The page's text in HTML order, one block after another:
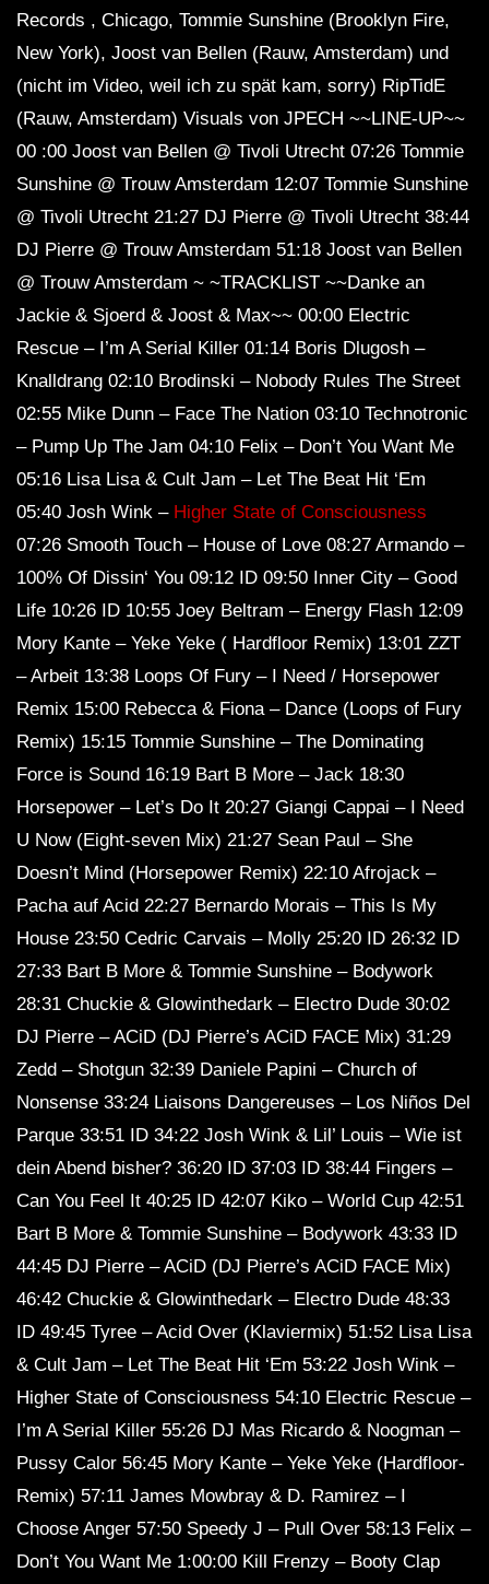
Records , Chicago, Tommie Sunshine (Brooklyn Fire,
New York), Joost van Bellen (Rauw, Amsterdam) und
(nicht im Video, weil ich zu spät kam, sorry) RipTidE
(Rauw, Amsterdam) Visuals von JPECH ~~LINE-UP~~
00 :00 Joost van Bellen @ Tivoli Utrecht 07:26 Tommie
Sunshine @ Trouw Amsterdam 12:07 Tommie Sunshine
@ Tivoli Utrecht 21:27 DJ Pierre @ Tivoli Utrecht 38:44
DJ Pierre @ Trouw Amsterdam 51:18 Joost van Bellen
@ Trouw Amsterdam ~ ~TRACKLIST ~~Danke an
Jackie & Sjoerd & Joost & Max~~ 00:00 Electric
Rescue – I’m A Serial Killer 01:14 Boris Dlugosh –
Knalldrang 02:10 Brodinski – Nobody Rules The Street
02:55 Mike Dunn – Face The Nation 03:10 Technotronic
– Pump Up The Jam 04:10 Felix – Don’t You Want Me
05:16 Lisa Lisa & Cult Jam – Let The Beat Hit ‘Em
05:40 Josh Wink – Higher State of Consciousness
07:26 Smooth Touch – House of Love 08:27 Armando –
100% Of Dissin‘ You 09:12 ID 09:50 Inner City – Good
Life 10:26 ID 10:55 Joey Beltram – Energy Flash 12:09
Mory Kante – Yeke Yeke ( Hardfloor Remix) 13:01 ZZT
– Arbeit ‎13:38 Loops Of Fury – I Need / Horsepower
Remix 15:00 Rebecca & Fiona – Dance (Loops of Fury
Remix) 15:15 Tommie Sunshine – The Dominating
Force is Sound 16:19 Bart B More – Jack 18:30
Horsepower – Let’s Do It 20:27 Giangi Cappai – I Need
U Now (Eight-seven Mix) 21:27 Sean Paul – She
Doesn’t Mind (Horsepower Remix) 22:10 Afrojack –
Pacha auf Acid 22:27 Bernardo Morais – This Is My
House 23:50 Cedric Carvais – Molly 25:20 ID 26:32 ID
27:33 Bart B More & Tommie Sunshine – Bodywork
28:31 Chuckie & Glowinthedark – Electro Dude 30:02
DJ Pierre – ACiD (DJ Pierre’s ACiD FACE Mix) 31:29
Zedd – Shotgun 32:39 Daniele Papini – Church of
Nonsense 33:24 Liaisons Dangereuses – Los Niños Del
Parque 33:51 ID 34:22 Josh Wink & Lil’ Louis – Wie ist
dein Abend bisher? 36:20 ID 37:03 ID 38:44 Fingers –
Can You Feel It 40:25 ID 42:07 Kiko – World Cup 42:51
Bart B More & Tommie Sunshine – Bodywork 43:33 ID
44:45 DJ Pierre – ACiD (DJ Pierre’s ACiD FACE Mix)
46:42 Chuckie & Glowinthedark – Electro Dude 48:33
ID 49:45 Tyree – Acid Over (Klaviermix) 51:52 Lisa Lisa
& Cult Jam – Let The Beat Hit ‘Em 53:22 Josh Wink –
Higher State of Consciousness 54:10 Electric Rescue –
I’m A Serial Killer 55:26 DJ Mas Ricardo & Noogman –
Pussy Calor 56:45 Mory Kante – Yeke Yeke (Hardfloor-
Remix) 57:11 James Mowbray & D. Ramirez – I
Choose Anger 57:50 Speedy J – Pull Over 58:13 Felix –
Don’t You Want Me 1:00:00 Kill Frenzy – Booty Clap